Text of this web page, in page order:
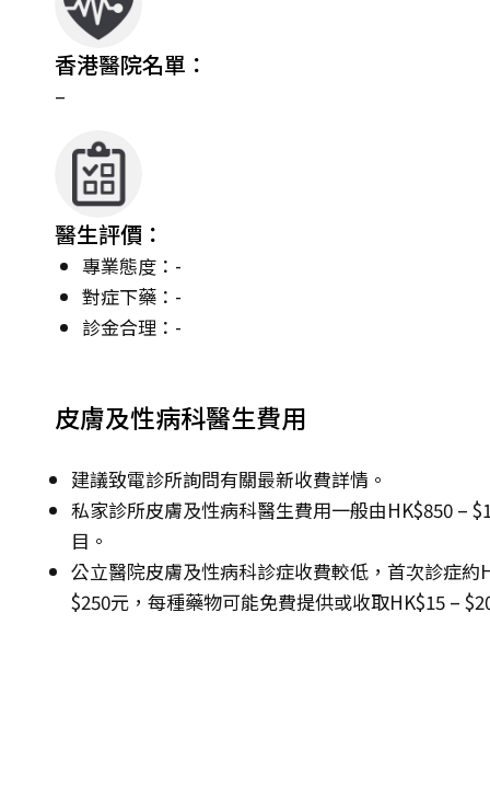
香港醫院名單：
–
醫生評價：
專業態度：-
對症下藥：-
診金合理：-
皮膚及性病科醫生費用
建議致電診所詢問有關最新收費詳情。
私家診所皮膚及性病科醫生費用一般由HK$850 –
目。
公立醫院皮膚及性病科診症收費較低，首次診症
$250元，每種藥物可能免費提供或收取HK$15 –